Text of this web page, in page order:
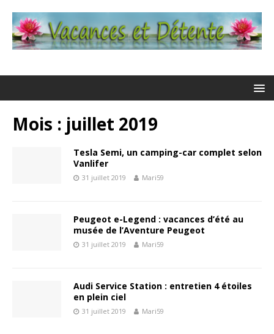
Mois : juillet 2019
Tesla Semi, un camping-car complet selon
Vanlifer
31 juillet 2019 Mari59
Peugeot e-Legend : vacances d’été au
musée de l’Aventure Peugeot
31 juillet 2019 Mari59
Audi Service Station : entretien 4 étoiles
en plein ciel
31 juillet 2019 Mari59